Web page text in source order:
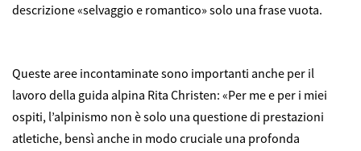
descrizione «selvaggio e romantico» solo una frase vuota.
Queste aree incontaminate sono importanti anche per il
lavoro della guida alpina Rita Christen: «Per me e per i miei
ospiti, l’alpinismo non è solo una questione di prestazioni
atletiche, bensì anche in modo cruciale una profonda